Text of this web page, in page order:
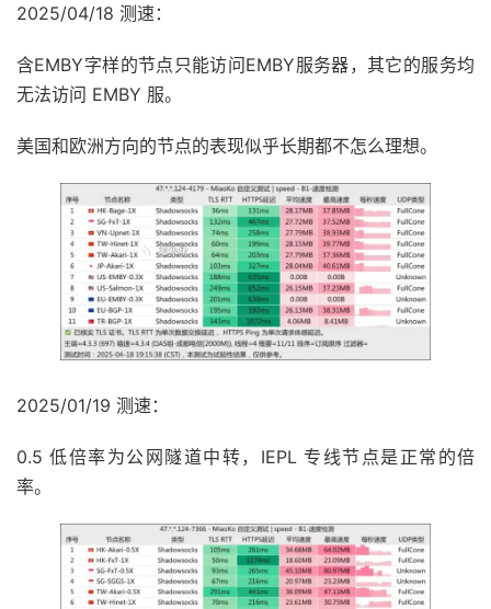
2025/04/18 测速：
含EMBY字样的节点只能访问EMBY服务器，其它的服务均
无法访问 EMBY 服。
美国和欧洲方向的节点的表现似乎长期都不怎么理想。
2025/01/19 测速：
0.5 低倍率为公网隧道中转，IEPL 专线节点是正常的倍
率。